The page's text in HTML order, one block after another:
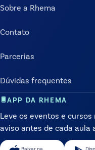
Sobre a Rhema
Contato
Parcerias
Dúvidas frequentes
APP DA RHEMA
Leve os eventos e cursos
aviso antes de cada aula
Baixar na